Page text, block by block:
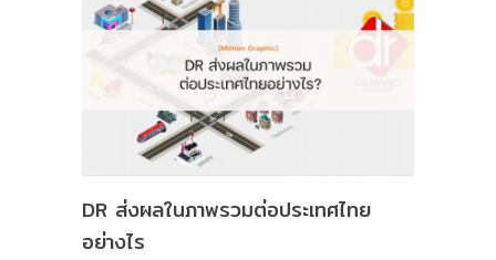
DR ส่งผลในภาพรวมต่อประเทศไทย
อย่างไร